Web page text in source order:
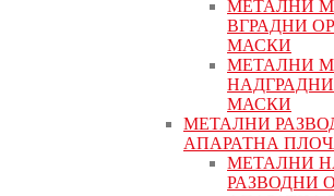
МЕТАЛНИ
ВГРАДНИ
МАСКИ
МЕТАЛНИ
МАСКИ
МЕТАЛНИ
АПАРАТНА
МЕТАЛНИ
РАЗВОДНИ